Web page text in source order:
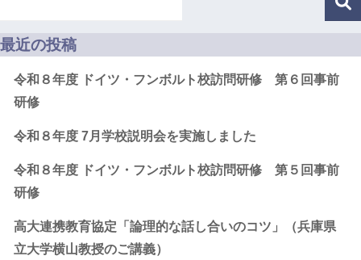
最近の投稿
令和８年度 ドイツ・フンボルト校訪問研修 第６回事前
研修
令和８年度 7月学校説明会を実施しました
令和８年度 ドイツ・フンボルト校訪問研修 第５回事前
研修
高大連携教育協定「論理的な話し合いのコツ」（兵庫県
立大学横山教授のご講義）